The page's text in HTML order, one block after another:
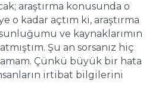
araştırma konusunda o
o kadar açtım ki, araştırma
ve kaynaklarımın
Şu an sorsanız hiç
Çünkü büyük bir hata
irtibat bilgilerini